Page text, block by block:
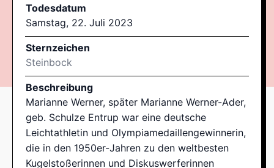
Todesdatum
Samstag, 22. Juli 2023
Sternzeichen
Steinbock
Beschreibung
Marianne Werner, später Marianne Werner-Ader,
geb. Schulze Entrup war eine deutsche
Leichtathletin und Olympiamedaillengewinnerin,
die in den 1950er-Jahren zu den weltbesten
Kugelstoßerinnen und Diskuswerferinnen